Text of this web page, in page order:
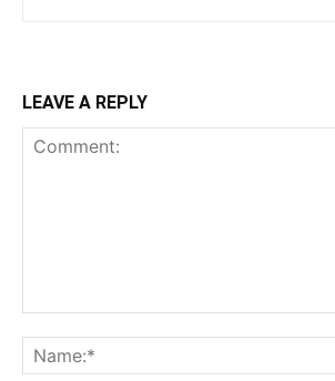
LEAVE A REPLY